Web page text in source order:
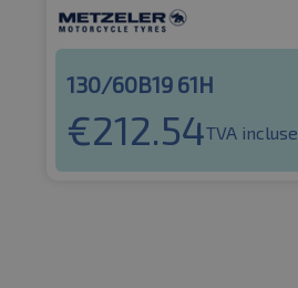
130/60B19 61H
€212.54TVA incluse